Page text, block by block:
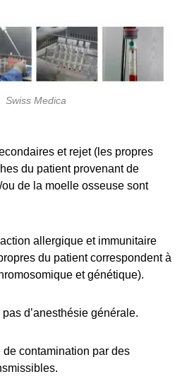
Swiss Medica
et rejet (les propres
du patient provenant de
ou de la moelle osseuse sont
allergique et immunitaire
du patient correspondent à
et génétique).
d’anesthésie générale.
contamination par des